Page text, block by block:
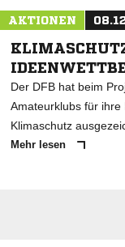
AKTIONEN
Der DFB hat beim
Amateurklubs für ihre
Klimaschutz
Mehr lesen